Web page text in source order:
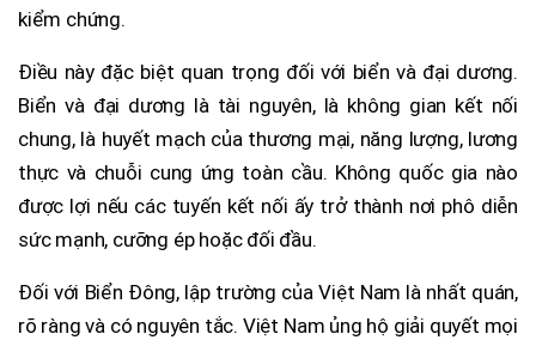
kiểm chứng.
Điều này đặc biệt quan trọng đối với biển và đại dương.
Biển và đại dương là tài nguyên, là không gian kết nối
chung, là huyết mạch của thương mại, năng lượng, lương
thực và chuỗi cung ứng toàn cầu. Không quốc gia nào
được lợi nếu các tuyến kết nối ấy trở thành nơi phô diễn
sức mạnh, cưỡng ép hoặc đối đầu.
Đối với Biển Đông, lập trường của Việt Nam là nhất quán,
rõ ràng và có nguyên tắc. Việt Nam ủng hộ giải quyết mọi